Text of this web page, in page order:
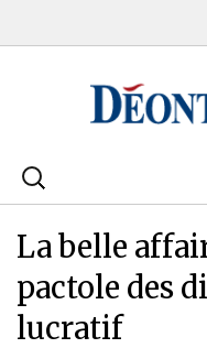
Rechercher
Bourse
Placements
La belle
pactole des
lucratif